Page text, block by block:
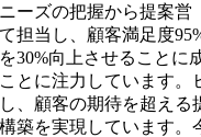
ーズの把握から提案営
担当し、顧客満足度
30%向上させることに
とに注力しています。
、顧客の期待を超える
築を実現しています。